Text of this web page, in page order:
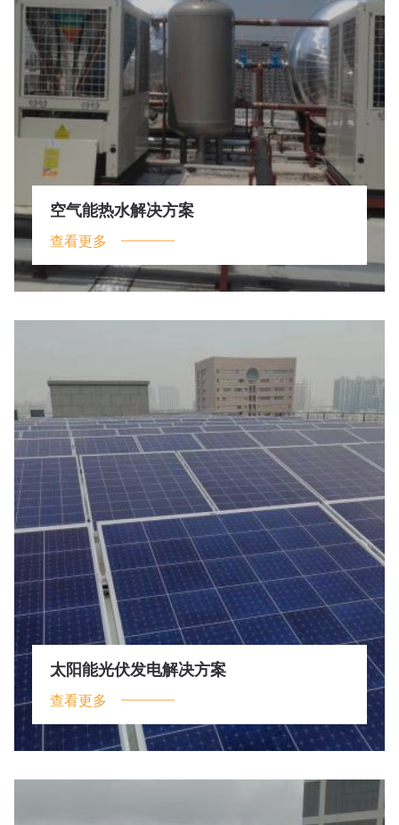
空气能热水解决方案
查看更多
太阳能光伏发电解决方案
查看更多